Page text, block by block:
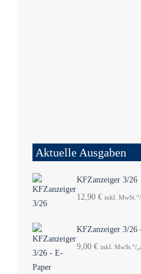
Aktuelle Ausgaben
KFZanzeiger 3/26
12,90 € inkl. MwSt.“/
KFZanzeiger 3/26
9,00 € inkl. MwSt.“/